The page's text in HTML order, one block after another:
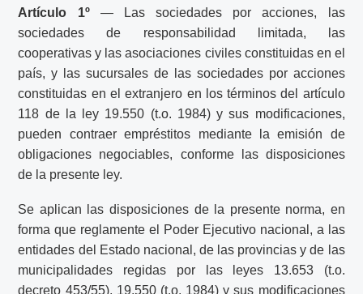
Artículo 1º— Las sociedades por acciones, las
sociedades de responsabilidad limitada, las
cooperativas y las asociaciones civiles constituidas en el
país, y las sucursales de las sociedades por acciones
constituidas en el extranjero en los términos del artículo
118 de la ley 19.550 (t.o. 1984) y sus modificaciones,
pueden contraer empréstitos mediante la emisión de
obligaciones negociables, conforme las disposiciones
de la presente ley.
Se aplican las disposiciones de la presente norma, en
forma que reglamente el Poder Ejecutivo nacional, a las
entidades del Estado nacional, de las provincias y de las
municipalidades regidas por las leyes 13.653 (t.o.
decreto 453/55), 19.550 (t.o. 1984) y sus modificaciones